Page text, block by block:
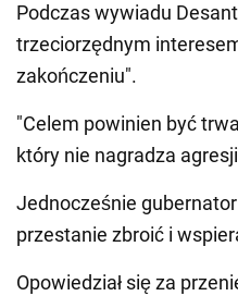
Podczas wywiadu
trzeciorzędnym
zakończeniu".
"Celem powinien być
który nie nagradza
Jednocześnie
przestanie zbroić i
Opowiedział się za